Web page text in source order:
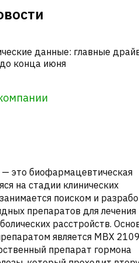
данные: главные
конца июня
— это биофармацевтическая
на стадии клинических
поиском и
препаратов для лечения
расстройств.
является MBX
препарат гормона